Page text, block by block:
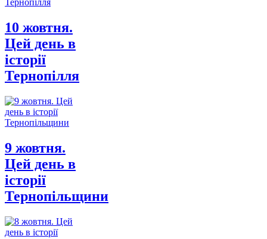
10 жовтня.
Цей день в
історії
Тернопілля
9 жовтня.
Цей день в
історії
Тернопільщини